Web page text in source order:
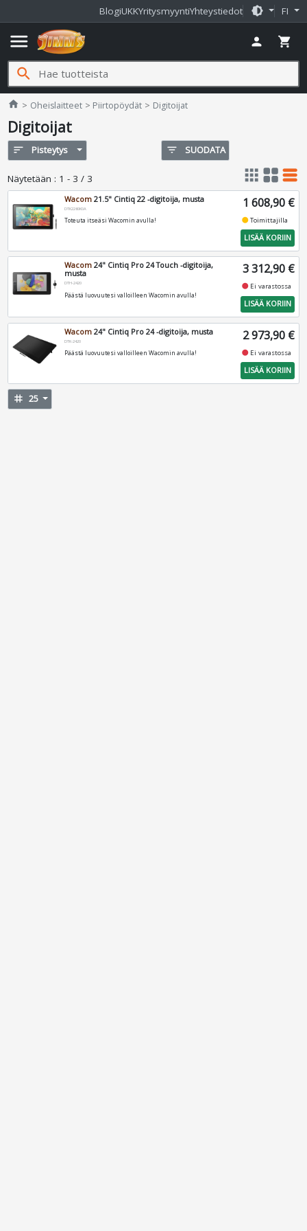
BlogiUKKYritysmyyntiYhteystiedot brightness_medium FI
menu person shopping_cart
search
home Jimms.fi
Oheislaitteet Piirtopöydät Digitoijat
Digitoijat
sort Pisteytys filter_list SUODATA
Näytetään : 1 - 3 / 3 apps grid_view table_rows
Wacom 21.5" Cintiq 22 -digitoija, musta
DTK2260K0A
Toteuta itseäsi Wacomin avulla!
1 608,90 €
fiber_manual_recordToimittajilla
LISÄÄ KORIIN
Wacom 24" Cintiq Pro 24 Touch -digitoija,
musta
DTH-2420
Päästä luovuutesi valloilleen Wacomin avulla!
3 312,90 €
fiber_manual_record Ei varastossa
LISÄÄ KORIIN
Wacom 24" Cintiq Pro 24 -digitoija, musta
DTK-2420
Päästä luovuutesi valloilleen Wacomin avulla!
2 973,90 €
fiber_manual_record Ei varastossa
LISÄÄ KORIIN
tag 25